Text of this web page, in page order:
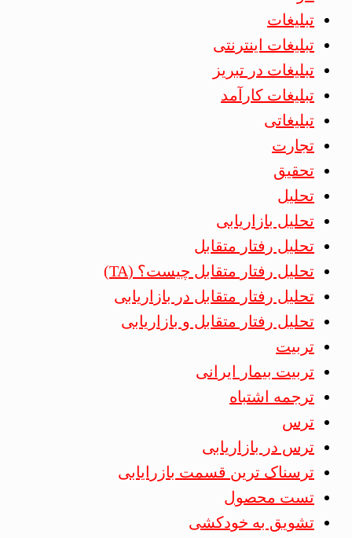
تبلیغات
تبلیغات اینترنتی
تبلیغات در تبریز
تبلیغات کارآمد
تبلیغاتی
تجارت
تحقیق
تحلیل
تحلیل بازاریابی
تحلیل رفتار متقابل
تحلیل رفتار متقابل چیست؟ (TA)
تحلیل رفتار متقابل در بازاریابی
تحلیل رفتار متقابل و بازاریابی
تربیت
تربیت بیمار ایرانی
ترجمه اشتباه
ترس
ترس در بازاریابی
ترسناک ترین قسمت بازرایابی
تست محصول
تشویق به خودکشی